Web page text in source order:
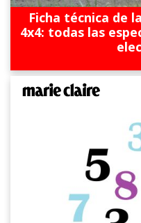
Ficha técnica de
4x4: todas las